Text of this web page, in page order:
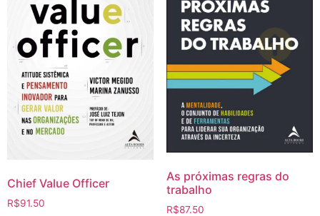
Chief Value Officer
R$91.50
As próximas regras do
trabalho
R$87.50